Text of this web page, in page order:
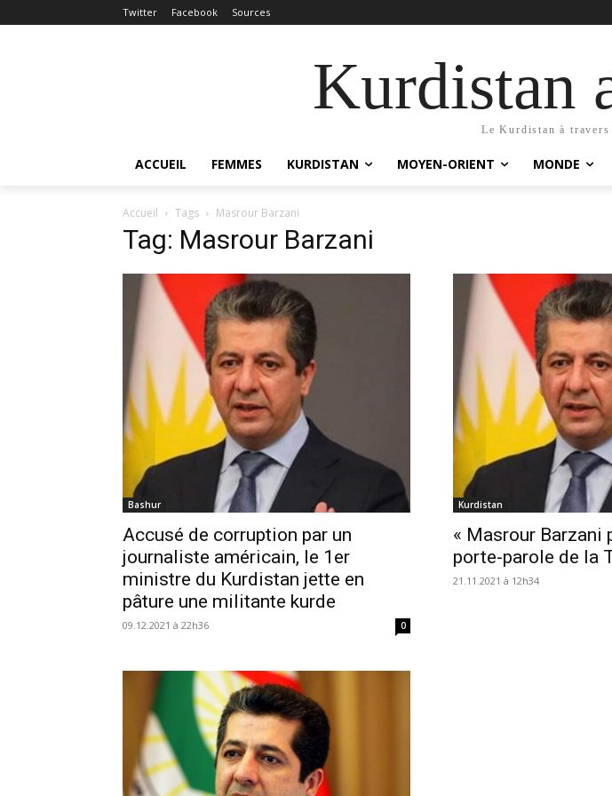
Twitter Facebook Sources
Kurdistan
Le Kurdistan à
ACCUEIL FEMMES KURDISTAN MOYEN-ORIENT MONDE
Accueil Tags Masrour Barzani
Tag: Masrour Barzani
Bashur
Accusé de corruption par un
journaliste américain, le 1er
ministre du Kurdistan jette en
pâture une militante kurde
09.12.2021 à 22h36 0
Kurdistan
« Masrour Barzani
porte-parole de la
21.11.2021 à 12h34